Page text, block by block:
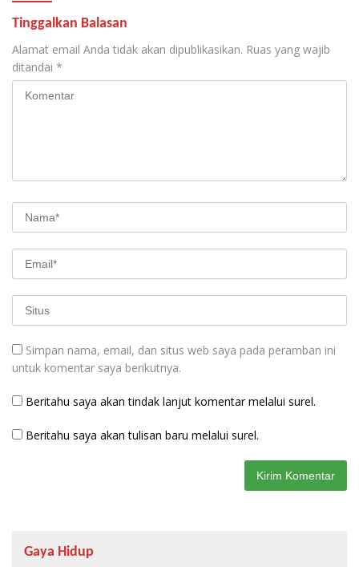
Tinggalkan Balasan
Alamat email Anda tidak akan dipublikasikan. Ruas yang wajib
ditandai *
Simpan nama, email, dan situs web saya pada peramban ini
untuk komentar saya berikutnya.
Beritahu saya akan tindak lanjut komentar melalui surel.
Beritahu saya akan tulisan baru melalui surel.
Gaya Hidup